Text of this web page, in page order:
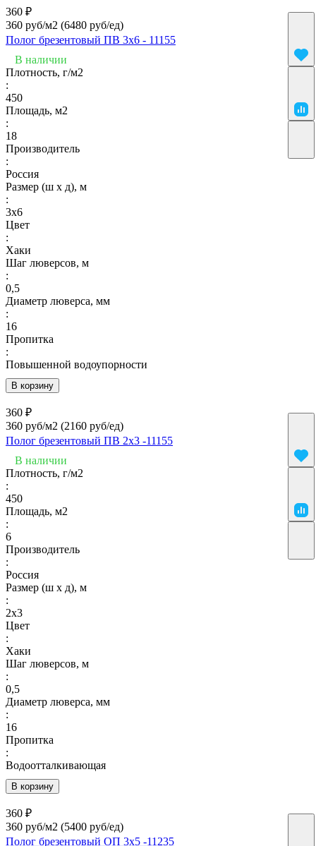
360 ₽
360 руб/м2 (6480 руб/eд)
Полог брезентовый ПВ 3х6 - 11155
В наличии
В корзину
Плотность, г/м2
:
450
Площадь, м2
:
18
Производитель
:
Россия
Размер (ш х д), м
:
3х6
Цвет
:
Хаки
Шаг люверсов, м
:
0,5
Диаметр люверса, мм
:
16
Пропитка
:
Повышенной водоупорности
360 ₽
360 руб/м2 (2160 руб/eд)
Полог брезентовый ПВ 2х3 -11155
В наличии
В корзину
Плотность, г/м2
:
450
Площадь, м2
:
6
Производитель
:
Россия
Размер (ш х д), м
:
2х3
Цвет
:
Хаки
Шаг люверсов, м
:
0,5
Диаметр люверса, мм
:
16
Пропитка
:
Водоотталкивающая
360 ₽
360 руб/м2 (5400 руб/eд)
Полог брезентовый ОП 3х5 -11235